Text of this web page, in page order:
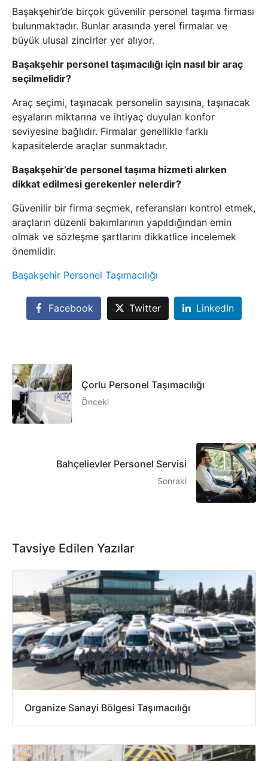
Başakşehir’de birçok güvenilir personel taşıma firması
bulunmaktadır. Bunlar arasında yerel firmalar ve
büyük ulusal zincirler yer alıyor.
Başakşehir personel taşımacılığı için nasıl bir araç
seçilmelidir?
Araç seçimi, taşınacak personelin sayısına, taşınacak
eşyaların miktarına ve ihtiyaç duyulan konfor
seviyesine bağlıdır. Firmalar genellikle farklı
kapasitelerde araçlar sunmaktadır.
Başakşehir’de personel taşıma hizmeti alırken
dikkat edilmesi gerekenler nelerdir?
Güvenilir bir firma seçmek, referansları kontrol etmek,
araçların düzenli bakımlarının yapıldığından emin
olmak ve sözleşme şartlarını dikkatlice incelemek
önemlidir.
Başakşehir Personel Taşımacılığı
Facebook Twitter LinkedIn
Çorlu Personel Taşımacılığı
Önceki
Bahçelievler Personel Servisi
Sonraki
Tavsiye Edilen Yazılar
Organize Sanayi Bölgesi Taşımacılığı